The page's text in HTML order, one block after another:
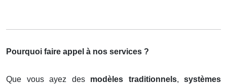
Pourquoi faire appel à nos services ?
Que vous ayez des modèles traditionnels, systèmes